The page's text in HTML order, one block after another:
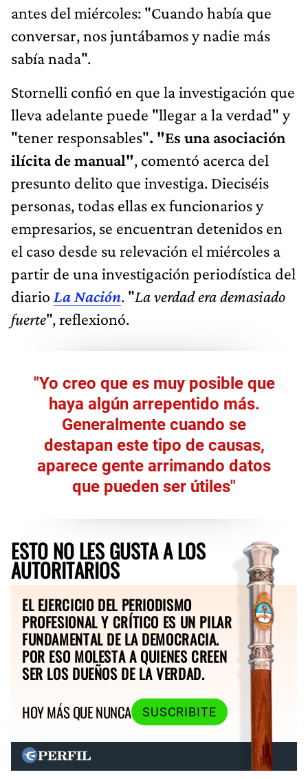
antes del miércoles: "Cuando había que
conversar, nos juntábamos y nadie más
sabía nada".
Stornelli confió en que la investigación que
lleva adelante puede "llegar a la verdad" y
"tener responsables". "Es una asociación
ilícita de manual", comentó acerca del
presunto delito que investiga. Dieciséis
personas, todas ellas ex funcionarios y
empresarios, se encuentran detenidos en
el caso desde su relevación el miércoles a
partir de una investigación periodística del
diario La Nación. "La verdad era demasiado
fuerte", reflexionó.
"Yo creo que es muy posible que
haya algún arrepentido más.
Generalmente cuando se
destapan este tipo de causas,
aparece gente arrimando datos
que pueden ser útiles"
ESTO NO LES GUSTA A LOS
AUTORITARIOS
EL EJERCICIO DEL PERIODISMO
PROFESIONAL Y CRÍTICO ES UN PILAR
FUNDAMENTAL DE LA DEMOCRACIA.
POR ESO MOLESTA A QUIENES CREEN
SER LOS DUEÑOS DE LA VERDAD.
HOY MÁS QUE NUNCA
SUSCRIBITE